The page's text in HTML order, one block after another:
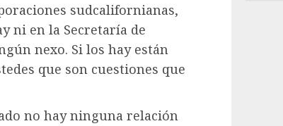
sudcalifornianas,
ni en la Secretaría de
nexo. Si los hay están
que son cuestiones que
no hay ninguna relación